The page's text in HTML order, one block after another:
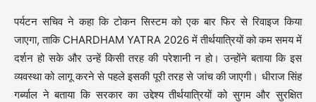
पर्यटन सचिव ने कहा कि टोकन सिस्टम को एक बार फिर से रिवाइज किया
जाएगा, ताकि CHARDHAM YATRA 2026 में तीर्थयात्रियों को कम समय में
दर्शन हो सके और उन्हें किसी तरह की परेशानी न हो। उन्होंने बताया कि इस
व्यवस्था को लागू करने से पहले इसकी पूरी तरह से जांच की जाएगी। धीराज सिंह
गर्ब्याल ने बताया कि सरकार का उद्देश्य तीर्थयात्रियों को सुगम और सुरक्षित